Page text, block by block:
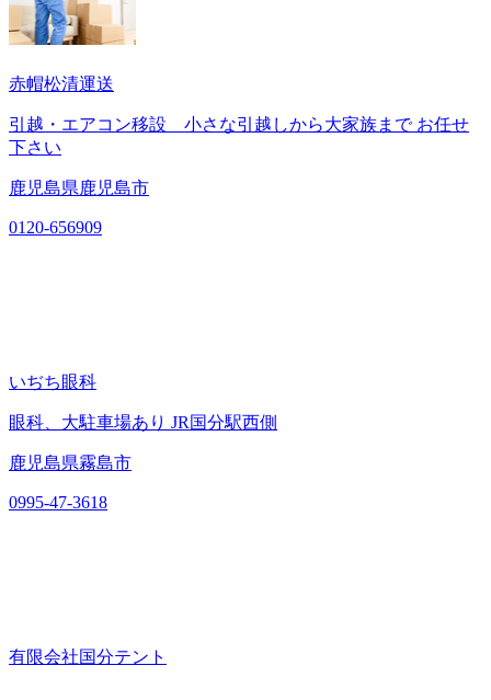
赤帽松清運送
引越・エアコン移設 小さな引越しから大家族まで お任せ
下さい
鹿児島県鹿児島市
0120-656909
いぢち眼科
眼科、大駐車場あり JR国分駅西側
鹿児島県霧島市
0995-47-3618
有限会社国分テント